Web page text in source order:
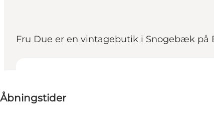
Fru Due er en vintagebutik i Snogebæk
ÅbningstiderBesøg hjemmeside